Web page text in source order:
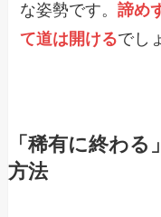
な姿勢です。諦め
て道は開けるでし
「稀有に終わ
方法